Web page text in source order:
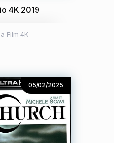
4K 2019
Film 4K
05/02/2025